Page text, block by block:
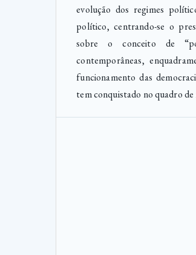
evolução dos regimes
político, centrando-se o
sobre o conceito de
contemporâneas,
funcionamento das
tem conquistado no quadro